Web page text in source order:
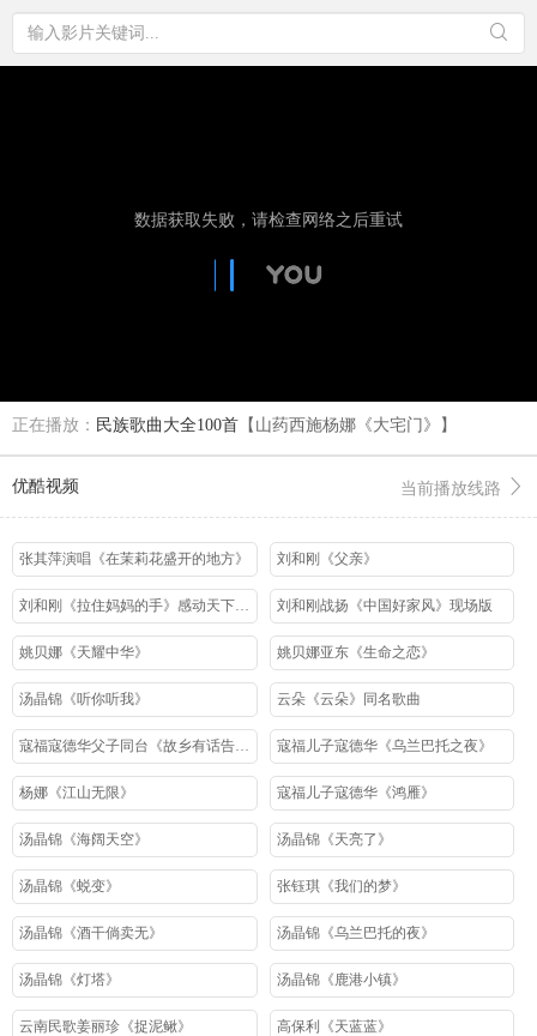
正在播放： 民族歌曲大全100首 【山药西施杨娜《大宅门》】
当前播放线路
优酷视频
张其萍演唱《在茉莉花盛开的地方》 刘和刚《父亲》
刘和刚《拉住妈妈的手》感动天下儿女之歌 刘和刚战扬《中国好家风》现场版
姚贝娜《天耀中华》 姚贝娜亚东《生命之恋》
汤晶锦《听你听我》 云朵《云朵》同名歌曲
寇福寇德华父子同台《故乡有话告诉你》 寇福儿子寇德华《乌兰巴托之夜》
杨娜《江山无限》 寇福儿子寇德华《鸿雁》
汤晶锦《海阔天空》 汤晶锦《天亮了》
汤晶锦《蜕变》 张钰琪《我们的梦》
汤晶锦《酒干倘卖无》 汤晶锦《乌兰巴托的夜》
汤晶锦《灯塔》 汤晶锦《鹿港小镇》
云南民歌姜丽珍《捉泥鳅》 高保利《天蓝蓝》